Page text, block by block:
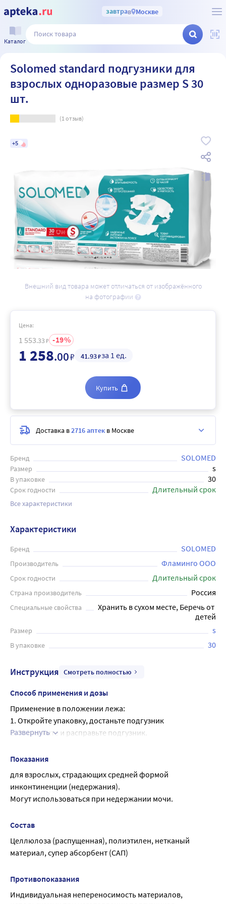
завтрав Москве
Каталог
Solomed standard подгузники для
взрослых одноразовые размер S 30
шт.
(1отзыв)
+5
Внешний вид товара может отличаться от изображённого
на фотографии
Бренд SOLOMED
Размер s
В упаковке 30
Срок годности Длительный срок
Все характеристики
Цена:
1 553.33 ₽ 19
1 258.00₽ 41.93₽за 1 ед.
Купить
Доставка в2716 аптек в Москве
Характеристики
Бренд SOLOMED
Производитель Фламинго ООО
Срок годности Длительный срок
Страна производитель Россия
Специальные свойства
Хранить в сухом месте, Беречь от
детей
Размер s
В упаковке 30
Инструкция Смотреть полностью
Способ применения и дозы
Применение в положении лежа:
1. Откройте упаковку, достаньте подгузник
2. Разверните и расправьте подгузник.
4. Положите подгузник впитывающим слоем к телу.
5. Переверните больного на спину на подгузник, чтобы
задняя часть подгузника осталась под ягодицами.
6. Переднюю часть подгузника пропустите между ног
больного.
больного, свободные боковые края подверните под
ягодицы.
8. Расправьте боковые стороны задней части подгузника
части подгузника.
Самостоятельное применение/в положении стоя:
1. Откройте упаковку, достаньте подгузник
Развернуть
Показания
для взрослых, страдающих средней формой
инконтиненции (недержания).
Могут использоваться при недержании мочи.
Состав
Целлюлоза (распущенная), полиэтилен, нетканый
материал, супер абсорбент (САП)
Противопоказания
Индивидуальная непереносимость материалов,